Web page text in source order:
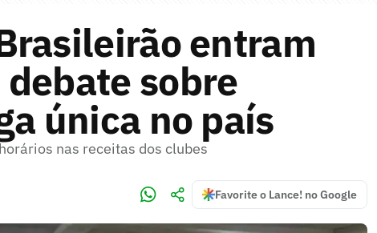
entram
sobre
única no país
nas receitas dos clubes
Favorite o Lance! no Google